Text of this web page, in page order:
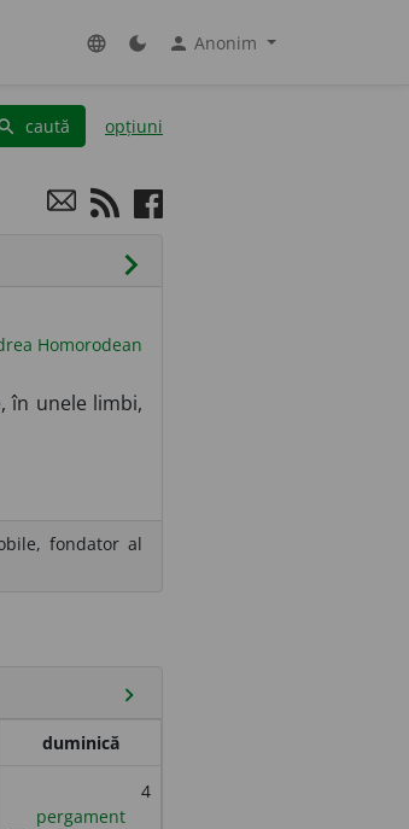
language dark_mode person Anonim
caută opțiuni
chevron_right
Homorodean
în unele limbi,
fondator al
chevron_right
duminică
4
pergament